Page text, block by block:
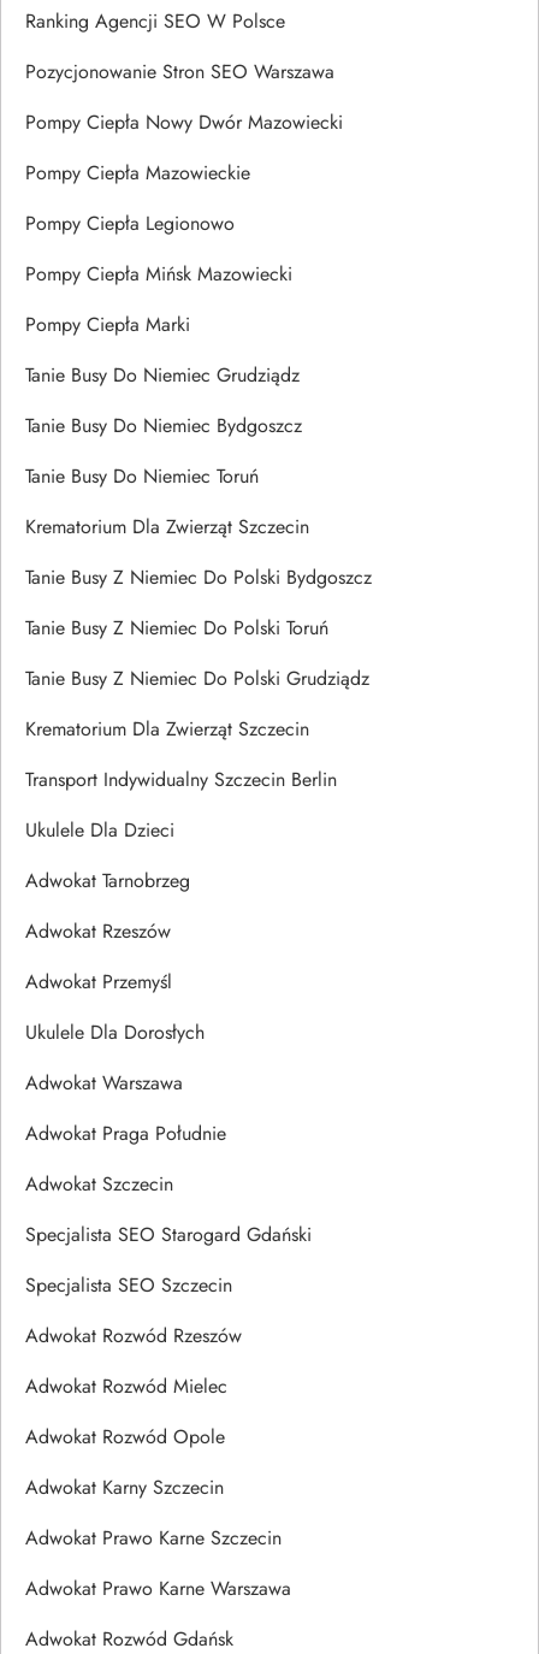
Ranking Agencji SEO W Polsce
Pozycjonowanie Stron SEO Warszawa
Pompy Ciepła Nowy Dwór Mazowiecki
Pompy Ciepła Mazowieckie
Pompy Ciepła Legionowo
Pompy Ciepła Mińsk Mazowiecki
Pompy Ciepła Marki
Tanie Busy Do Niemiec Grudziądz
Tanie Busy Do Niemiec Bydgoszcz
Tanie Busy Do Niemiec Toruń
Krematorium Dla Zwierząt Szczecin
Tanie Busy Z Niemiec Do Polski Bydgoszcz
Tanie Busy Z Niemiec Do Polski Toruń
Tanie Busy Z Niemiec Do Polski Grudziądz
Krematorium Dla Zwierząt Szczecin
Transport Indywidualny Szczecin Berlin
Ukulele Dla Dzieci
Adwokat Tarnobrzeg
Adwokat Rzeszów
Adwokat Przemyśl
Ukulele Dla Dorosłych
Adwokat Warszawa
Adwokat Praga Południe
Adwokat Szczecin
Specjalista SEO Starogard Gdański
Specjalista SEO Szczecin
Adwokat Rozwód Rzeszów
Adwokat Rozwód Mielec
Adwokat Rozwód Opole
Adwokat Karny Szczecin
Adwokat Prawo Karne Szczecin
Adwokat Prawo Karne Warszawa
Adwokat Rozwód Gdańsk